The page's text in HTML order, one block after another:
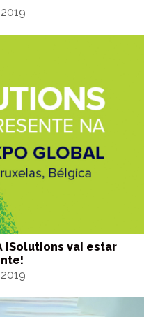
ISolutions vai estar